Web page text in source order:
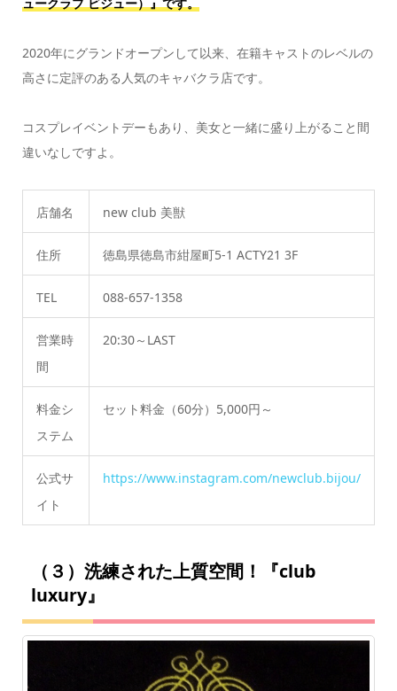
2020年にグランドオープンして以来、在籍キャストのレベルの
高さに定評のある人気のキャバクラ店です。
コスプレイベントデーもあり、美女と一緒に盛り上がること間
違いなしですよ。
店舗名 new club 美獣
住所 徳島県徳島市紺屋町5-1 ACTY21 3F
TEL 088-657-1358
営業時
間
20:30～LAST
料金シ
ステム
セット料金（60分）5,000円～
公式サ
イト
https://www.instagram.com/newclub.bijou/
（３）洗練された上質空間！『club
luxury』